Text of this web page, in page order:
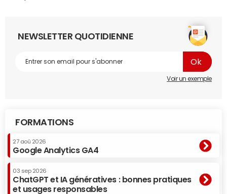
NEWSLETTER QUOTIDIENNE
Voir un exemple
FORMATIONS
27 aoû 2026
Google Analytics GA4
03 sep 2026
ChatGPT et IA génératives : bonnes pratiques
et usages responsables